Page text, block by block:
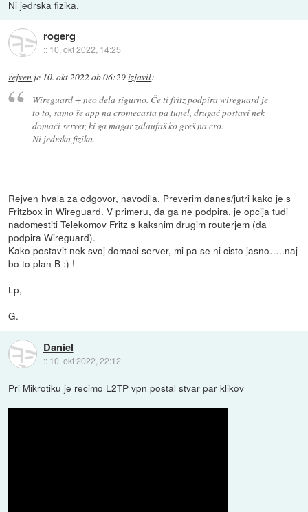
Ni jedrska fizika.
rogerg
:: 10. okt 2022, 14:25
rejven je 10. okt 2022 ob 06:29izjavil:
Wireguard + neo dela sigurno. Če ti fritz podpira wireguard je
to to, samo še app na cromecasta pa tunel, drugać postavi nek
domači server, ki ga magar zalaufaš ko greš na cro.
Ni jedrska fizika.
Rejven hvala za odgovor, navodila. Preverim danes/jutri kako je s
Fritzbox in Wireguard. V primeru, da ga ne podpira, je opcija tudi
nadomestiti Telekomov Fritz s kaksnim drugim routerjem (da
podpira Wireguard).
Kako postavit nek svoj domaci server, mi pa se ni cisto jasno…..naj
bo to plan B :) !
Lp,
G.
Daniel
:: 10. okt 2022, 22:12
Pri Mikrotiku je recimo L2TP vpn postal stvar par klikov